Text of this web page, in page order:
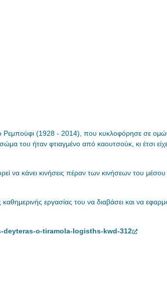
Ρεμπούφι (1928 - 2014), που κυκλοφόρησε σε
του ήταν φτιαγμένο από καουτσούκ, κι έτσι
να κάνει κινήσεις πέραν των κινήσεων του
εργασίας του να διαβάσει και να
o-tiramola-logisths-kwd-312